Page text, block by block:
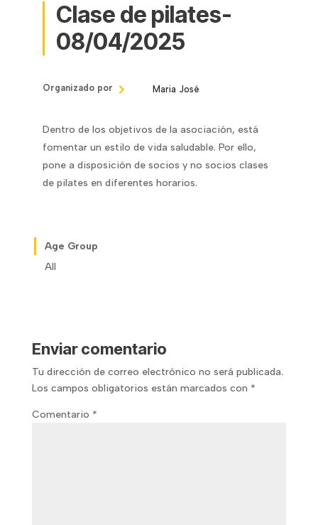
Clase de pilates-
08/04/2025
Organizado por Maria José
Dentro de los objetivos de la asociación, está
fomentar un estilo de vida saludable. Por ello,
pone a disposición de socios y no socios clases
de pilates en diferentes horarios.
Age Group
All
Enviar comentario
Tu dirección de correo electrónico no será publicada.
Los campos obligatorios están marcados con *
Comentario *